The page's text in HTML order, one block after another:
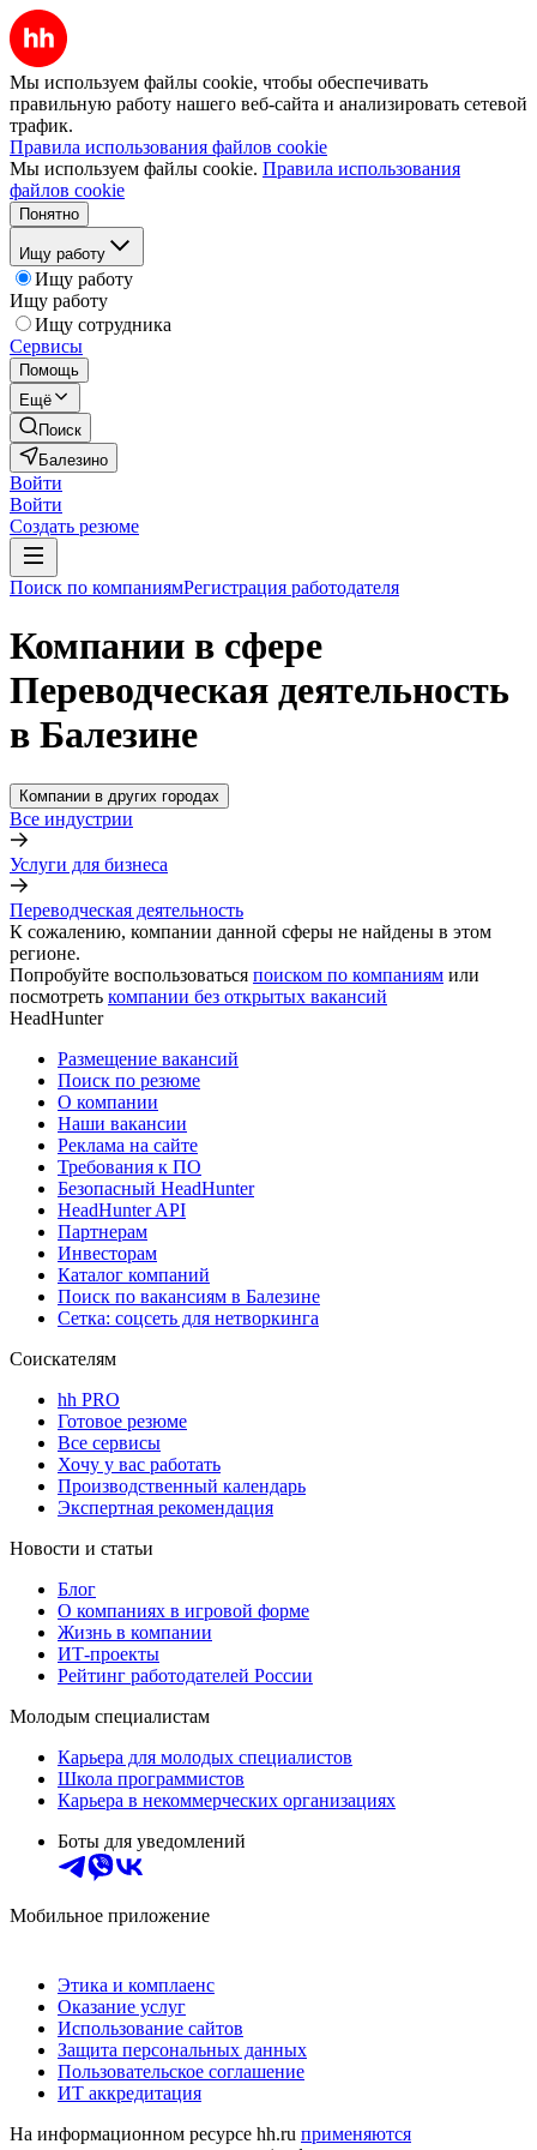
Мы используем файлы cookie, чтобы обеспечивать
правильную работу нашего веб-сайта и анализировать сетевой
трафик.
Правила использования файлов cookie
Мы используем файлы cookie. Правила использования
файлов cookie
Понятно
Ищу работу
Ищу работу
Ищу работу
Ищу сотрудника
Сервисы
Помощь
Ещё
Поиск
Балезино
Войти
Войти
Создать резюме
Поиск по компаниямРегистрация работодателя
Компании в сфере
Переводческая деятельность
в Балезине
Компании в других городах
Все индустрии
Услуги для бизнеса
Переводческая деятельность
К сожалению, компании данной сферы не найдены в этом
регионе.
Попробуйте воспользоваться поиском по компаниям или
посмотреть компании без открытых вакансий
HeadHunter
Размещение вакансий
Поиск по резюме
О компании
Наши вакансии
Реклама на сайте
Требования к ПО
Безопасный HeadHunter
HeadHunter API
Партнерам
Инвесторам
Каталог компаний
Поиск по вакансиям в Балезине
Сетка: соцсеть для нетворкинга
Соискателям
hh PRO
Готовое резюме
Все сервисы
Хочу у вас работать
Производственный календарь
Экспертная рекомендация
Новости и статьи
Блог
О компаниях в игровой форме
Жизнь в компании
ИТ-проекты
Рейтинг работодателей России
Молодым специалистам
Карьера для молодых специалистов
Школа программистов
Карьера в некоммерческих организациях
Боты для уведомлений
Мобильное приложение
Этика и комплаенс
Оказание услуг
Использование сайтов
Защита персональных данных
Пользовательское соглашение
ИТ аккредитация
На информационном ресурсе hh.ru применяются